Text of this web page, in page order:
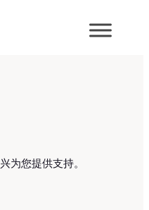
为您提供支持。